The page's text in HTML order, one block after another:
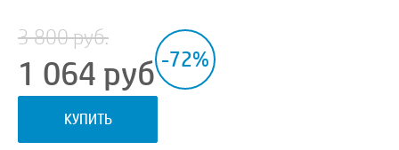
3 800 руб.
1 064 руб -72%
КУПИТЬ